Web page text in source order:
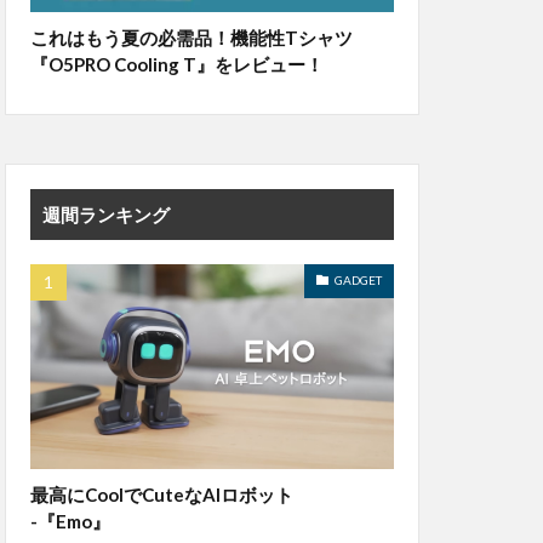
これはもう夏の必需品！機能性Tシャツ
『O5PRO Cooling T』をレビュー！
週間ランキング
GADGET
最高にCoolでCuteなAIロボット
-『Emo』